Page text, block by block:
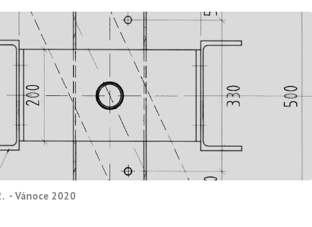
- Vánoce 2020